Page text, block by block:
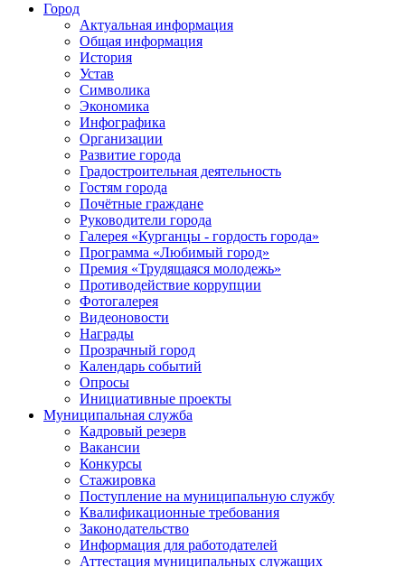
Город
Актуальная информация
Общая информация
История
Устав
Символика
Экономика
Инфографика
Организации
Развитие города
Градостроительная деятельность
Гостям города
Почётные граждане
Руководители города
Галерея «Курганцы - гордость города»
Программа «Любимый город»
Премия «Трудящаяся молодежь»
Противодействие коррупции
Фотогалерея
Видеоновости
Награды
Прозрачный город
Календарь событий
Опросы
Инициативные проекты
Муниципальная служба
Кадровый резерв
Вакансии
Конкурсы
Стажировка
Поступление на муниципальную службу
Квалификационные требования
Законодательство
Информация для работодателей
Аттестация муниципальных служащих